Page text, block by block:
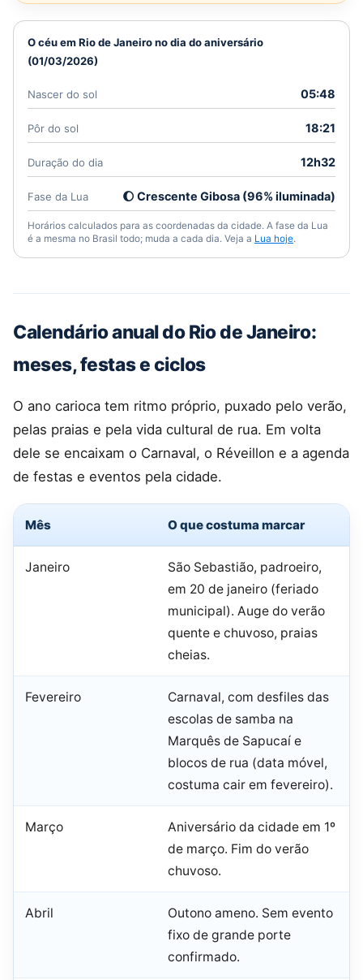
O céu em Rio de Janeiro no dia do aniversário
(01/03/2026)
Nascer do sol 05:48
Pôr do sol 18:21
Duração do dia 12h32
Fase da Lua 🌔 Crescente Gibosa (96% iluminada)
Horários calculados para as coordenadas da cidade. A fase da Lua
é a mesma no Brasil todo; muda a cada dia. Veja a Lua hoje.
Calendário anual do Rio de Janeiro:
meses, festas e ciclos
O ano carioca tem ritmo próprio, puxado pelo verão,
pelas praias e pela vida cultural de rua. Em volta
dele se encaixam o Carnaval, o Réveillon e a agenda
de festas e eventos pela cidade.
Mês O que costuma marcar
Janeiro
São Sebastião, padroeiro,
em 20 de janeiro (feriado
municipal). Auge do verão
quente e chuvoso, praias
cheias.
Fevereiro
Carnaval, com desfiles das
escolas de samba na
Marquês de Sapucaí e
blocos de rua (data móvel,
costuma cair em fevereiro).
Março
Aniversário da cidade em 1º
de março. Fim do verão
chuvoso.
Abril
Outono ameno. Sem evento
fixo de grande porte
confirmado.